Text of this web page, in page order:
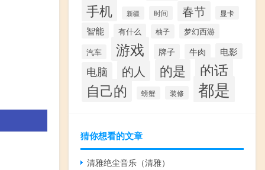
手机 新疆 时间 春节 显卡
智能 有什么 柚子
梦幻西游
汽车
游戏 牌子 牛肉 电影
电脑 的人 的是 的话
自己的 螃蟹 装修 都是
猜你想看的文章
清雅绝尘音乐（清雅）